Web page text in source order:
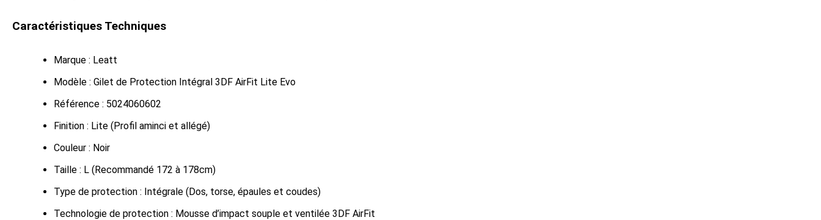
Caractéristiques Techniques
Marque : Leatt
Modèle : Gilet de Protection Intégral 3DF AirFit Lite Evo
Référence : 5024060602
Finition : Lite (Profil aminci et allégé)
Couleur : Noir
Taille : L (Recommandé 172 à 178cm)
Type de protection : Intégrale (Dos, torse, épaules et coudes)
Technologie de protection : Mousse d’impact souple et ventilée 3DF AirFit